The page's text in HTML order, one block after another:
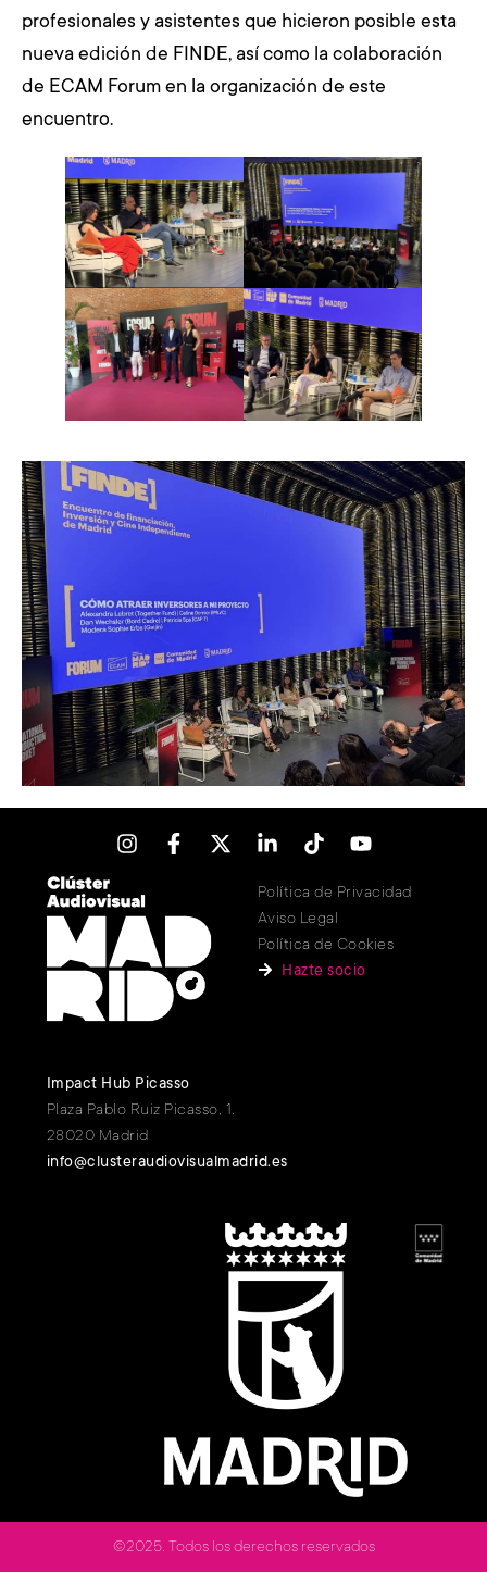
profesionales y asistentes que hicieron posible esta
nueva edición de FINDE, así como la colaboración
de ECAM Forum en la organización de este
encuentro.
Política de Privacidad
Aviso Legal
Política de Cookies
Hazte socio
Impact Hub Picasso
Plaza Pablo Ruiz Picasso, 1.
28020 Madrid
info@clusteraudiovisualmadrid.es
©2025. Todos los derechos reservados